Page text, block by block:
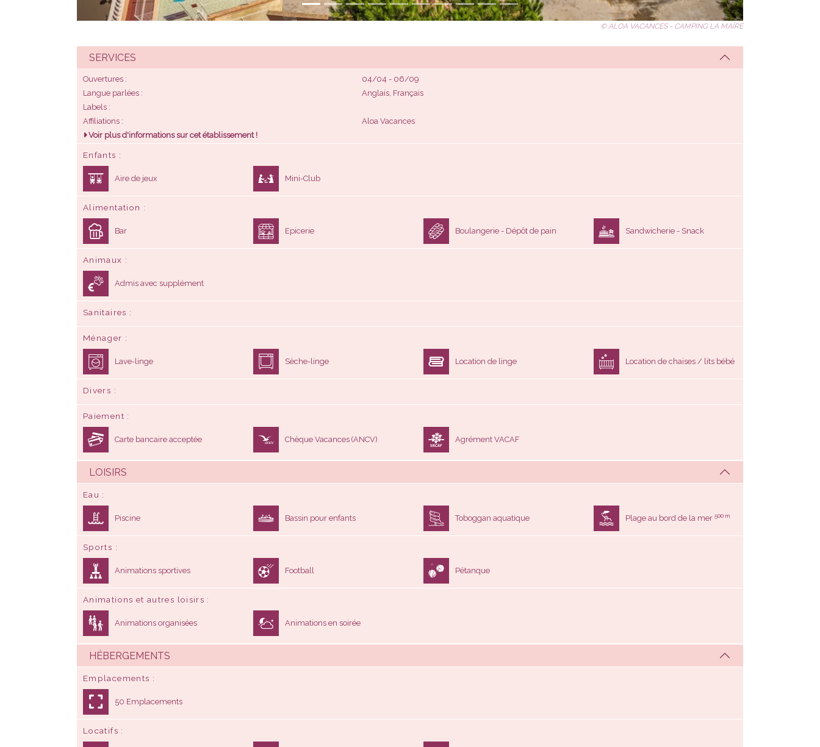
© ALOA VACANCES - CAMPING LA MAÏRE
SERVICES
Ouvertures
04/04 - 06/09
Langue parlées
Anglais, Français
Labels
Affiliations
Aloa Vacances
Voir plus d'informations sur cet établissement !
Enfants
Aire de jeux Mini-Club
Alimentation
Bar Epicerie Boulangerie - Dépôt de pain Sandwicherie - Snack
Animaux
Admis avec supplément
Sanitaires
Ménager
Lave-linge Sèche-linge Location de linge Location de chaises / lits bébé
Divers
Paiement
Carte bancaire acceptée Chèque Vacances (ANCV) Agrément VACAF
LOISIRS
Eau
Piscine Bassin pour enfants Toboggan aquatique Plage au bord de la mer 500 m
Sports
Animations sportives Football Pétanque
Animations et autres loisirs
Animations organisées Animations en soirée
HÉBERGEMENTS
Emplacements
50 Emplacements
Locatifs